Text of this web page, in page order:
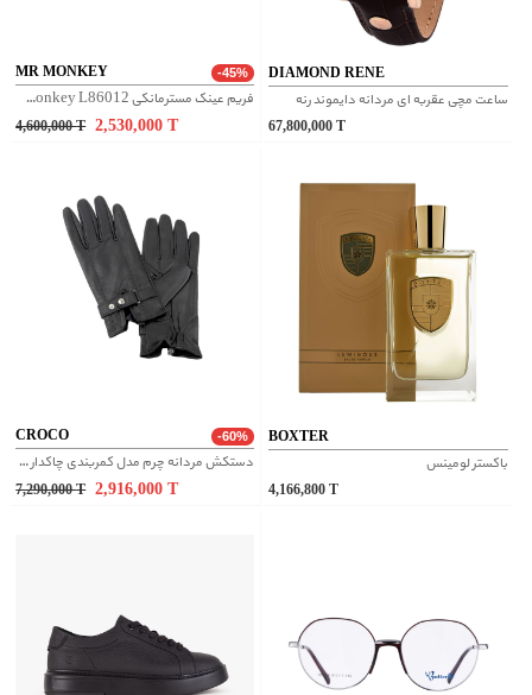
MR MONKEY -45%
فریم عینک مسترمانکی Mr Monkey L86012 - مشکی
4,600,000T 2,530,000T
DIAMOND RENE
ساعت مچی عقربه ای مردانه دایموند رنه
67,800,000 T
CROCO -60%
دستکش مردانه چرم مدل کمربندی چاکدار - مشکی
7,290,000T 2,916,000T
BOXTER
باکستر لومینس
4,166,800 T